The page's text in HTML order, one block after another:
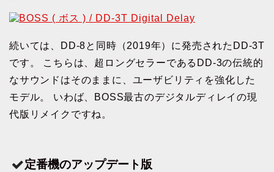
続いては、DD-8と同時（2019年）に発売されたDD-3T
です。 こちらは、超ロングセラーであるDD-3の伝統的
なサウンドはそのままに、ユーザビリティを強化した
モデル。 いわば、BOSS最古のデジタルディレイの現
代版リメイクですね。
定番機のアップデート版